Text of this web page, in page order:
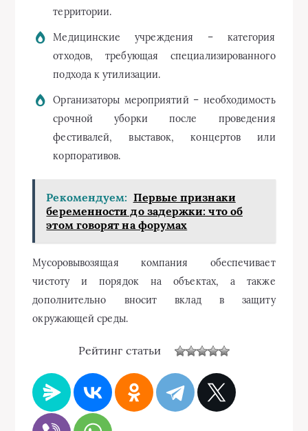
территории.
Медицинские учреждения – категория
отходов, требующая специализированного
подхода к утилизации.
Организаторы мероприятий – необходимость
срочной уборки после проведения
фестивалей, выставок, концертов или
корпоративов.
Рекомендуем: Первые признаки
беременности до задержки: что об
этом говорят на форумах
Мусоровывозящая компания обеспечивает
чистоту и порядок на объектах, а также
дополнительно вносит вклад в защиту
окружающей среды.
Рейтинг статьи